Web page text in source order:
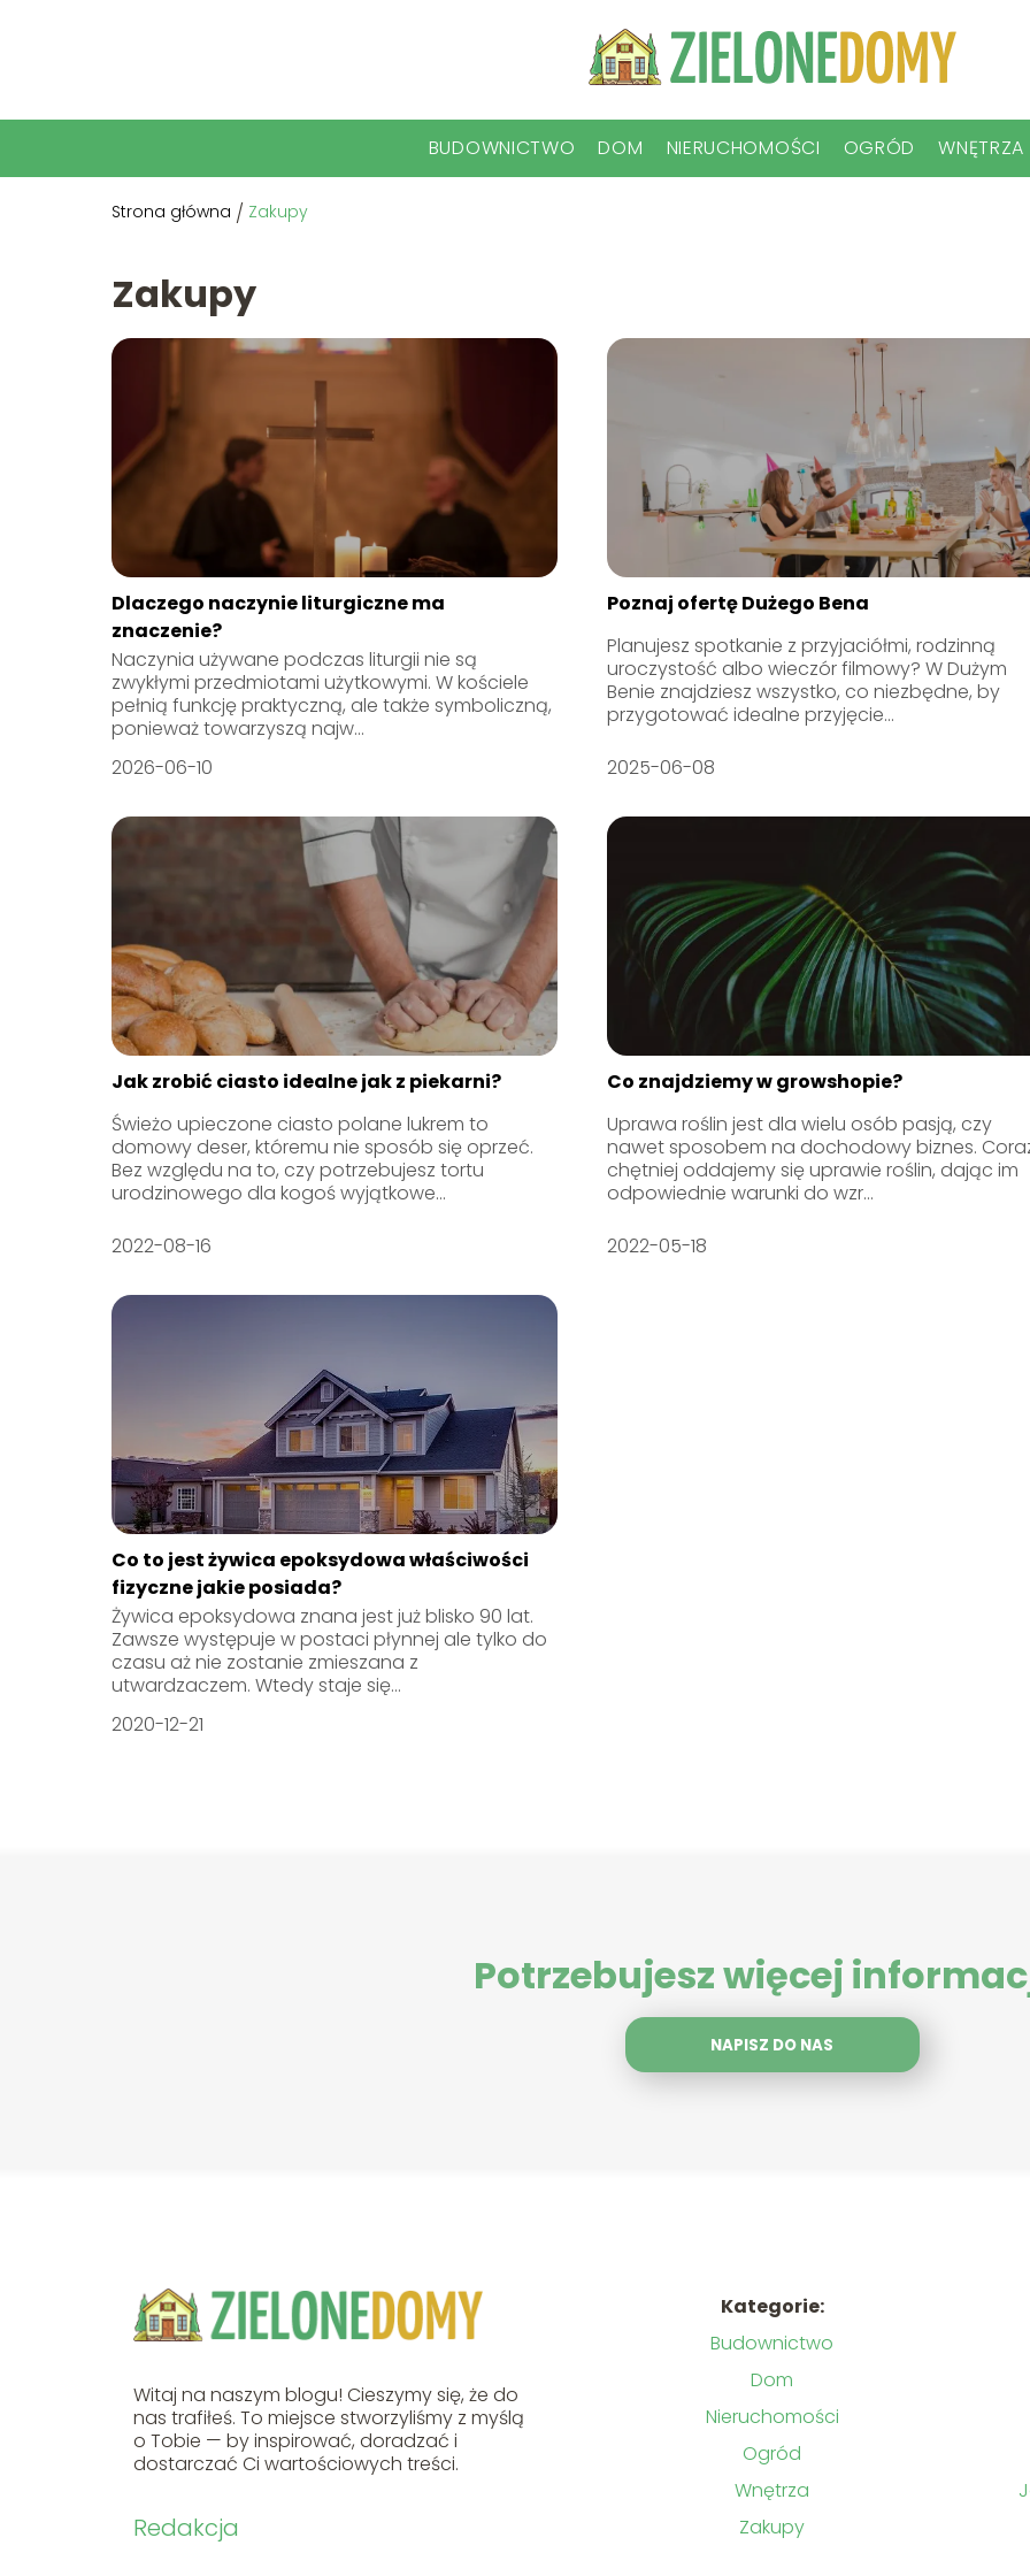
BUDOWNICTWO DOM NIERUCHOMOŚCI OGRÓD WNĘTRZA
Strona główna / Zakupy
Zakupy
Dlaczego naczynie liturgiczne ma
znaczenie?
Naczynia używane podczas liturgii nie są
zwykłymi przedmiotami użytkowymi. W kościele
pełnią funkcję praktyczną, ale także symboliczną,
ponieważ towarzyszą najw...
2026-06-10
Poznaj ofertę Dużego Bena
Planujesz spotkanie z przyjaciółmi, rodzinną
uroczystość albo wieczór filmowy? W Dużym
Benie znajdziesz wszystko, co niezbędne, by
przygotować idealne przyjęcie...
2025-06-08
Jak zrobić ciasto idealne jak z piekarni?
Świeżo upieczone ciasto polane lukrem to
domowy deser, któremu nie sposób się oprzeć.
Bez względu na to, czy potrzebujesz tortu
urodzinowego dla kogoś wyjątkowe...
2022-08-16
Co znajdziemy w growshopie?
Uprawa roślin jest dla wielu osób pasją, czy
nawet sposobem na dochodowy biznes.
chętniej oddajemy się uprawie roślin, dając im
odpowiednie warunki do wzr...
2022-05-18
Co to jest żywica epoksydowa właściwości
fizyczne jakie posiada?
Żywica epoksydowa znana jest już blisko 90 lat.
Zawsze występuje w postaci płynnej ale tylko do
czasu aż nie zostanie zmieszana z
utwardzaczem. Wtedy staje się...
2020-12-21
Potrzebujesz więcej
NAPISZ DO NAS
Witaj na naszym blogu! Cieszymy się, że do
nas trafiłeś. To miejsce stworzyliśmy z myślą
o Tobie — by inspirować, doradzać i
dostarczać Ci wartościowych treści.
Redakcja
Kategorie:
Budownictwo
Dom
Nieruchomości
Ogród
Wnętrza
Zakupy